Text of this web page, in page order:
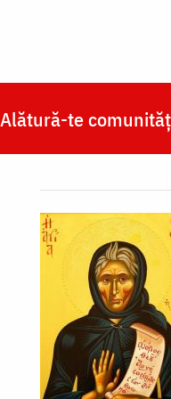
Alătură-te